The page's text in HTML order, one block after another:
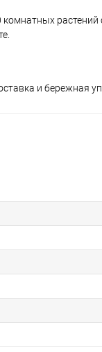
комнатных
и бережная